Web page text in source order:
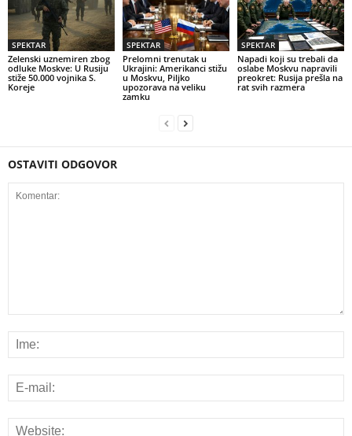
SPEKTAR
Zelenski uznemiren zbog
odluke Moskve: U Rusiju
stiže 50.000 vojnika S.
Koreje
SPEKTAR
Prelomni trenutak u
Ukrajini: Amerikanci stižu
u Moskvu, Piljko
upozorava na veliku
zamku
SPEKTAR
Napadi koji su trebali da
oslabe Moskvu napravili
preokret: Rusija prešla na
rat svih razmera
OSTAVITI ODGOVOR